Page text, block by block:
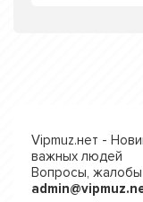
Vipmuz.нет -
важных людей
Вопросы, жалобы